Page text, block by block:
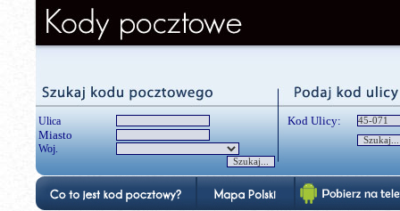
Ulica
Miasto
Woj.
Kod Ulicy: